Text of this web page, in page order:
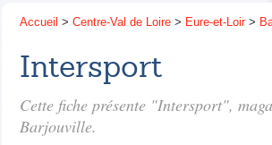
Accueil > Centre-Val de Loire > Eure-et-Loir>
Intersport
Cette fiche présente "Intersport",
Barjouville.